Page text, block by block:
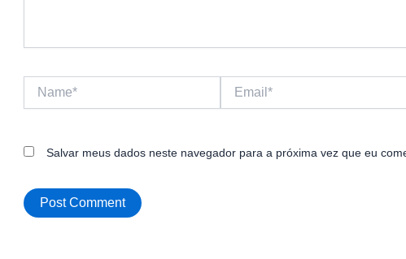
Name* Email*
Salvar meus dados neste navegador para a próxima vez que eu